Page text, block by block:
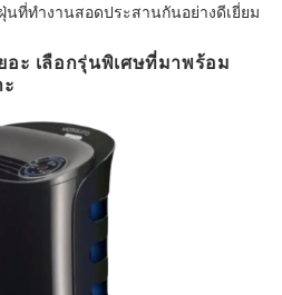
ที่ทำงานสอดประสานกันอย่างดีเยี่ยม
ะ เลือกรุ่นพิเศษที่มาพร้อม